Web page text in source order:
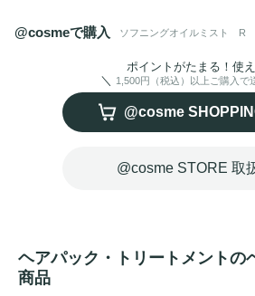
◯インバスで濡れ髪に使用もOK
浸透補修成分※2 配合
プレスタイリング・寝ぐせ直しに
うねりケア成分※3 配合
※2 ジウラロイルグルタミン酸リシン
ニング成分）
@cosmeで購入 ソフニングオイルミスト R
ポイントがたまる！使え
1,500円（税込）以上ご購入で
@cosme
@cosme STORE 取
ヘアパック・トリートメントの
商品